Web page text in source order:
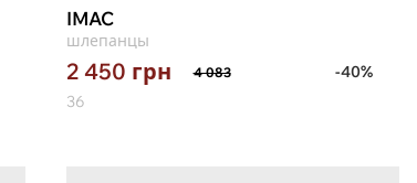
IMAC
шлепанцы
2 450 грн 4 083
-40%
36